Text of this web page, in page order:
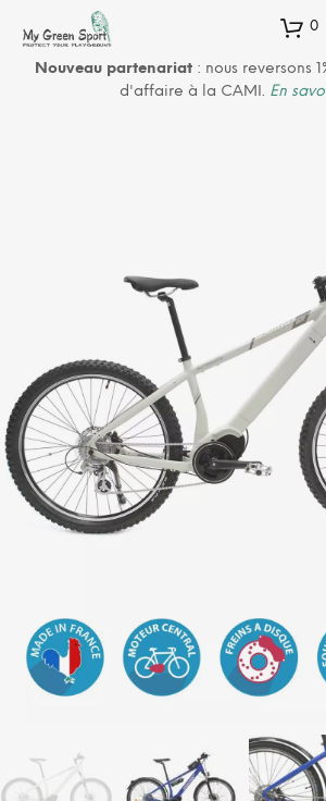
0
Nouveau partenariat: nous reversons
d'affaire à la CAMI. En